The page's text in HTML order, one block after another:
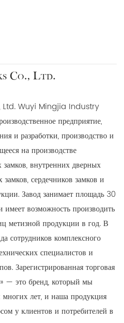
Co., Ltd.
Wuyi Mingjia Industry
предприятие,
и разработки, производство и
на производстве
внутренних дверных
сердечников замков и
Завод занимает площадь 30
возможность производить
метизной продукции в год. В
сотрудников комплексного
специалистов и
Зарегистрированная торговая
— это бренд, который мы
многих лет, и наша продукция
у клиентов и потребителей в